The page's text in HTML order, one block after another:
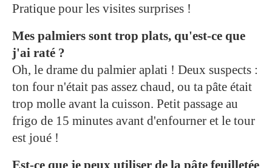
Pratique pour les visites surprises !
Mes palmiers sont trop plats, qu'est-ce que
j'ai raté ?
Oh, le drame du palmier aplati ! Deux suspects :
ton four n'était pas assez chaud, ou ta pâte était
trop molle avant la cuisson. Petit passage au
frigo de 15 minutes avant d'enfourner et le tour
est joué !